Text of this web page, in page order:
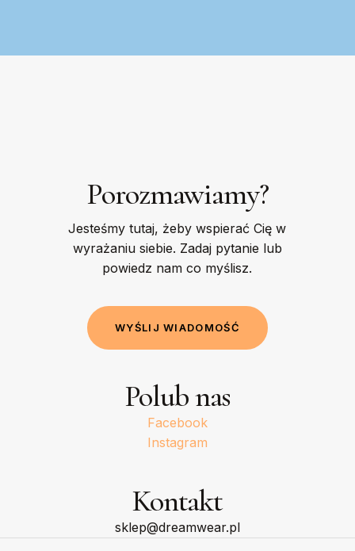
Porozmawiamy?
Jesteśmy tutaj, żeby wspierać Cię w
wyrażaniu siebie. Zadaj pytanie lub
powiedz nam co myślisz.
WYŚLI J WIADOMOŚĆ
Polub nas
Facebook
Instagram
Kontakt
sklep@dreamwear.pl